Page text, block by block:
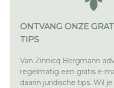
ONTVANG ONZE
TIPS
Van Zinnicq Bergmann
regelmatig een gratis e-
daarin juridische tips. Wil